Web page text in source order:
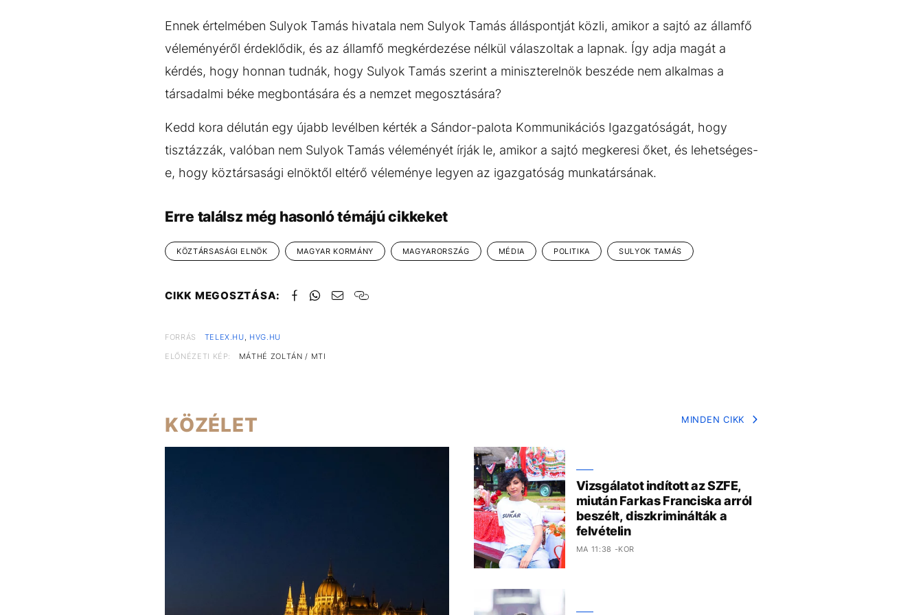
Ennek értelmében Sulyok Tamás hivatala nem Sulyok Tamás álláspontját közli, amikor a sajtó az államfő
véleményéről érdeklődik, és az államfő megkérdezése nélkül válaszoltak a lapnak. Így adja magát a
kérdés, hogy honnan tudnák, hogy Sulyok Tamás szerint a miniszterelnök beszéde nem alkalmas a
társadalmi béke megbontására és a nemzet megosztására?
Kedd kora délután egy újabb levélben kérték a Sándor-palota Kommunikációs Igazgatóságát, hogy
tisztázzák, valóban nem Sulyok Tamás véleményét írják le, amikor a sajtó megkeresi őket, és lehetséges-
e, hogy köztársasági elnöktől eltérő véleménye legyen az igazgatóság munkatársának.
Erre találsz még hasonló témájú cikkeket
KÖZTÁRSASÁGI ELNÖK MAGYAR KORMÁNY MAGYARORSZÁG MÉDIA POLITIKA SULYOK TAMÁS
CIKK MEGOSZTÁSA:
FORRÁS TELEX.HU, HVG.HU
ELŐNÉZETI KÉP:
MÁTHÉ ZOLTÁN / MTI
KÖZÉLET MINDEN CIKK
Vizsgálatot indított az SZFE,
miután Farkas Franciska arról
beszélt, diszkriminálták a
felvételin
MA 11:38 -KOR